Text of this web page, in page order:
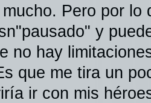
Pero por lo
y
no hay
que me tira un
ir con mis